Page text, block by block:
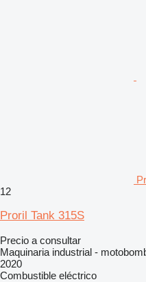
12
Proril Tank 315S
Precio a consultar
Maquinaria industrial -
2020
Combustible eléctrico